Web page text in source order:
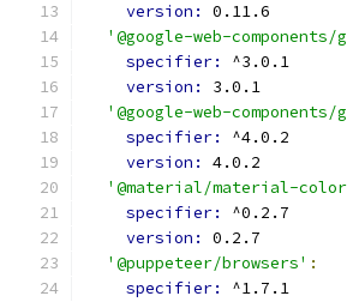
version: 0.11.6
'@google-web-
specifier: ^3.0.1
version: 3.0.1
'@google-web-
specifier: ^4.0.2
version: 4.0.2
'@material/material-
specifier: ^0.2.7
version: 0.2.7
'@puppeteer/browsers' :
specifier: ^1.7.1